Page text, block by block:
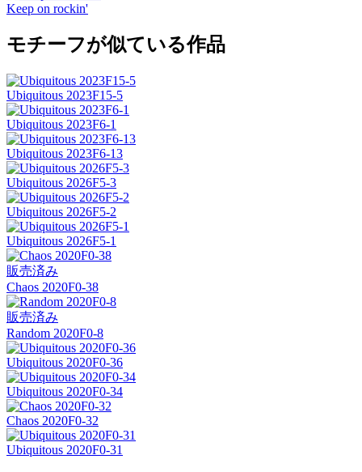
Keep on rockin'
モチーフが似ている作品
Ubiquitous 2023F15-5
Ubiquitous 2023F6-1
Ubiquitous 2023F6-13
Ubiquitous 2026F5-3
Ubiquitous 2026F5-2
Ubiquitous 2026F5-1
販売済み
Chaos 2020F0-38
販売済み
Random 2020F0-8
Ubiquitous 2020F0-36
Ubiquitous 2020F0-34
Chaos 2020F0-32
Ubiquitous 2020F0-31